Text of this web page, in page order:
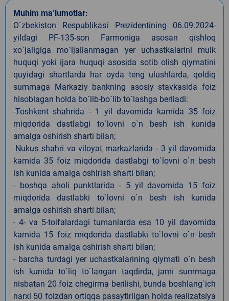
Muhim ma’lumotlar:
O`zbekiston Respublikasi Prezidentining 06.09.2024-
yildagi PF-135-son Farmoniga asosan qishloq
xo`jaligiga mo`ljallanmagan yer uchastkalarini mulk
huquqi yoki ijara huquqi asosida sotib olish qiymatini
quyidagi shartlarda har oyda teng ulushlarda, qoldiq
summaga Markaziy bankning asosiy stavkasida foiz
hisoblagan holda bo`lib-bo`lib to`lashga beriladi:
-Toshkent shahrida - 1 yil davomida kamida 35 foiz
miqdorida dastlabgi to`lovni o`n besh ish kunida
amalga oshirish sharti bilan;
-Nukus shahri va viloyat markazlarida - 3 yil davomida
kamida 35 foiz miqdorida dastlabgi to`lovni o`n besh
ish kunida amalga oshirish sharti bilan;
- boshqa aholi punktlarida - 5 yil davomida 15 foiz
miqdorida dastlabki to`lovni o`n besh ish kunida
amalga oshirish sharti bilan;
- 4- va 5-toifalardagi tumanlarda esa 10 yil davomida
kamida 15 foiz miqdorida dastlabki to`lovni o`n besh
ish kunida amalga oshirish sharti bilan;
- barcha turdagi yer uchastkalarining qiymati o`n besh
ish kunida to`liq to`langan taqdirda, jami summaga
nisbatan 20 foiz chegirma berilishi, bunda boshlang`ich
narxi 50 foizdan ortiqqa pasaytirilgan holda realizatsiya